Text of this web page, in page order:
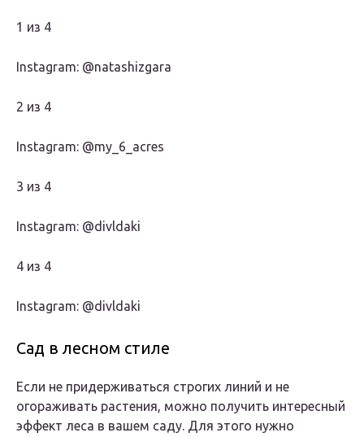
1 из 4
Instagram: @natashizgara
2 из 4
Instagram: @my_6_acres
3 из 4
Instagram: @divldaki
4 из 4
Instagram: @divldaki
Сад в лесном стиле
Если не придерживаться строгих линий и не
огораживать растения, можно получить интересный
эффект леса в вашем саду. Для этого нужно